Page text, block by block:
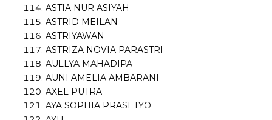
ASTIA NUR ASIYAH
ASTRID MEILAN
ASTRIYAWAN
ASTRIZA NOVIA PARASTRI
AULLYA MAHADIPA
AUNI AMELIA AMBARANI
AXEL PUTRA
AYA SOPHIA PRASETYO